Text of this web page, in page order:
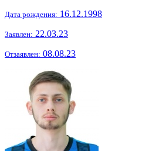
Дата рождения: 16.12.1998
Заявлен: 22.03.23
Отзаявлен: 08.08.23